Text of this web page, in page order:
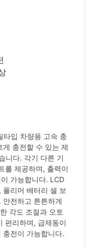
입 차량용 고속 충
충전할 수 있는 제
니다. 각기 다른 기
를 제공하며, 출력이
가능합니다. LCD
리머 배터리 셀 보
전하고 튼튼하게
각도 조절과 오토
편리하며, 급제동이
충전이 가능합니다.